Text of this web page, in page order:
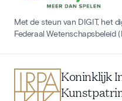
Met de steun van DIGIT, het
Federaal Wetenschapsbeleid
Koninklijk